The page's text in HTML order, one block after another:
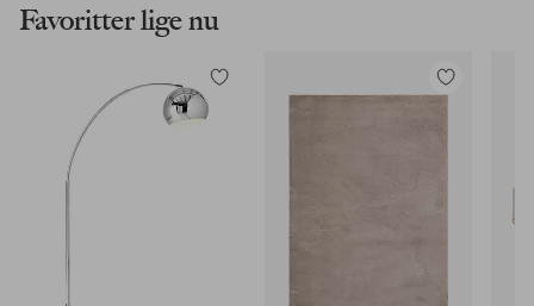
Favoritter lige nu
Tilføj
til
Tilføj
til